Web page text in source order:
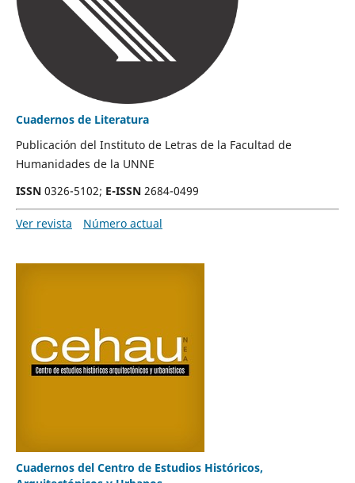
Cuadernos de Literatura
Publicación del Instituto de Letras de la Facultad de
Humanidades de la UNNE
ISSN0326-5102; E-ISSN2684-0499
Ver revista Número actual
Cuadernos del Centro de Estudios Históricos,